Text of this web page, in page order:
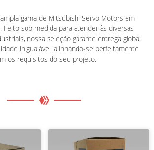
gama de Mitsubishi Servo Motors em
Feito sob medida para atender às diversas
nossa seleção garante entrega global
inigualável, alinhando-se perfeitamente
os requisitos do seu projeto.